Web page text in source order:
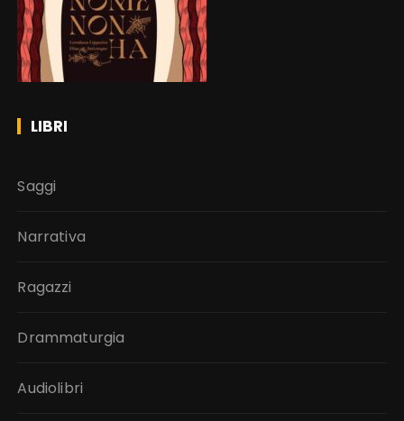
LIBRI
Saggi
Narrativa
Ragazzi
Drammaturgia
Audiolibri